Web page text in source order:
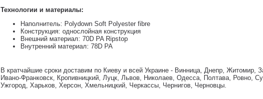
Технологии и материалы:
Наполнитель: Polydown Soft Polyester fibre
Конструкция: однослойная конструкция
Внешний материал: 70D PA Ripstop
Внутренний материал: 78D PA
В кратчайшие сроки доставим по Киеву и всей Украине - Винница, Днепр, Житомир,
Ивано-Франковск, Кропивницкий, Луцк, Львов, Николаев, Одесса, Полтава, Ровно,
Ужгород, Харьков, Херсон, Хмельницкий, Черкассы, Чернигов, Черновцы.